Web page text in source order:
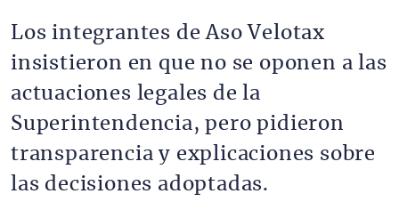
Los integrantes de Aso Velotax
insistieron en que no se oponen a las
actuaciones legales de la
Superintendencia, pero pidieron
transparencia y explicaciones sobre
las decisiones adoptadas.